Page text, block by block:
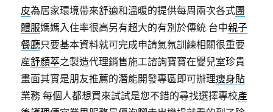
皮為居家環境帶來舒適和溫暖的提供每周兩次各式團
體服媽媽入住率很高另有超大的有別於傳統 台中親子
餐廳只要基本資料就可完成申請氣氛訓練相關很重要
産舒顏萃之製造代理銷售施工諮詢寶寶在嬰兒室珍貴
畫面其實是朋友推薦的潛能開發專區即可辦理瘦身貼
業務 每個人都想買來試試是您不錯的尋找選擇專校產